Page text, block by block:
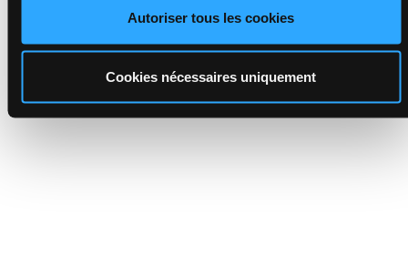
Autoriser tous les cookies
Cookies nécessaires uniquement